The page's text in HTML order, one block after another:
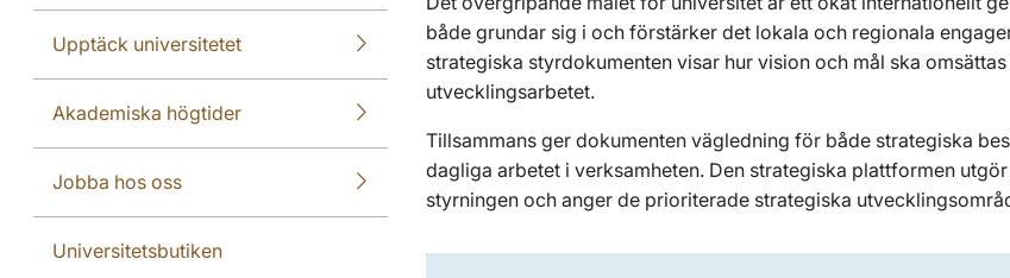
Upptäck universitetet
Akademiska högtider
Jobba hos oss
Universitetsbutiken
både grundar sig i och förstärker det lokala och regionala
strategiska styrdokumenten visar hur vision och mål ska omsättas
utvecklingsarbetet.
Tillsammans ger dokumenten vägledning för både strategiska
dagliga arbetet i verksamheten. Den strategiska plattformen
styrningen och anger de prioriterade strategiska